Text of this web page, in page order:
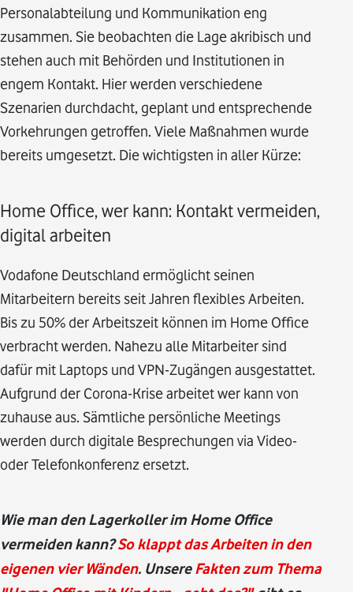
Personalabteilung und Kommunikation eng
zusammen. Sie beobachten die Lage akribisch und
stehen auch mit Behörden und Institutionen in
engem Kontakt. Hier werden verschiedene
Szenarien durchdacht, geplant und entsprechende
Vorkehrungen getroffen. Viele Maßnahmen wurde
bereits umgesetzt. Die wichtigsten in aller Kürze:
Home Office, wer kann: Kontakt vermeiden,
digital arbeiten
Vodafone Deutschland ermöglicht seinen
Mitarbeitern bereits seit Jahren flexibles Arbeiten.
Bis zu 50% der Arbeitszeit können im Home Office
verbracht werden. Nahezu alle Mitarbeiter sind
dafür mit Laptops und VPN-Zugängen ausgestattet.
Aufgrund der Corona-Krise arbeitet wer kann von
zuhause aus. Sämtliche persönliche Meetings
werden durch digitale Besprechungen via Video-
oder Telefonkonferenz ersetzt.
Wie man den Lagerkoller im Home Office
vermeiden kann?So klappt das Arbeiten in den
eigenen vier Wänden. UnsereFakten zum Thema